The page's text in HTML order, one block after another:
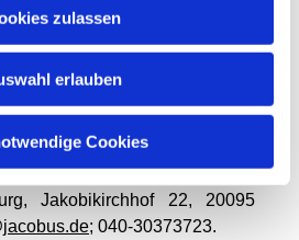
zulassen
erlauben
Cookies
und sich ausprobieren. Beim
werden diese Erfahrungen
Ausbildung hat (nach dem
die Teilnehmer ein Zertifikat)
bei: Pilgerzentrum im Norden
Jakobikirchhof 22, 20095
; 040-30373723.